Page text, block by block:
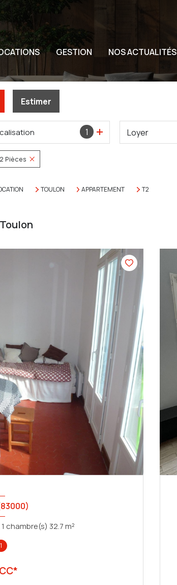
GESTION NOS ACTUALITÉS
Estimer
1 Loyer
2 Pièces
TOULON APPARTEMENT T2
Appartement 2 pièce(s) 1 chambre(s) 32.7 m²
1